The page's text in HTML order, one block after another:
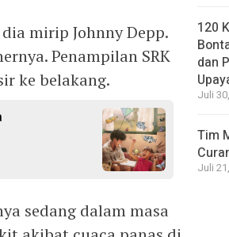
mirip Johnny Depp.
Penampilan SRK
ke belakang.
sedang dalam masa
120
dan
Juli
Tim
Juli